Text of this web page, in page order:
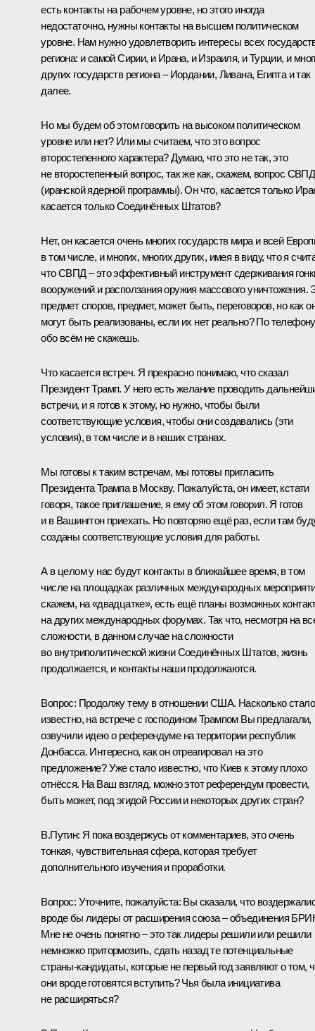
есть контакты на рабочем уровне, но этого иногда
недостаточно, нужны контакты на высшем политическом
уровне. Нам нужно удовлетворить интересы всех
региона: и самой Сирии, и Ирана, и Израиля, и Турции, и
других государств региона – Иордании, Ливана, Египта и так
далее.
Но мы будем об этом говорить на высоком политическом
уровне или нет? Или мы считаем, что это вопрос
второстепенного характера? Думаю, что это не так, это
не второстепенный вопрос, так же как, скажем, вопрос СВПД
(иранской ядерной программы). Он что, касается только
касается только Соединённых Штатов?
Нет, он касается очень многих государств мира и всей
в том числе, и многих, многих других, имея в виду, что я
что СВПД – это эффективный инструмент сдерживания
вооружений и расползания оружия массового уничтожения.
предмет споров, предмет, может быть, переговоров, но как
могут быть реализованы, если их нет реально? По телефону
обо всём не скажешь.
Что касается встреч. Я прекрасно понимаю, что сказал
Президент Трамп. У него есть желание проводить
встречи, и я готов к этому, но нужно, чтобы были
соответствующие условия, чтобы они создавались (эти
условия), в том числе и в наших странах.
Мы готовы к таким встречам, мы готовы пригласить
Президента Трампа в Москву. Пожалуйста, он имеет, кстати
говоря, такое приглашение, я ему об этом говорил. Я готов
и в Вашингтон приехать. Но повторяю ещё раз, если там
созданы соответствующие условия для работы.
А в целом у нас будут контакты в ближайшее время, в том
числе на площадках различных международных
скажем, на «двадцатке», есть ещё планы возможных
на других международных форумах. Так что, несмотря на
сложности, в данном случае на сложности
во внутриполитической жизни Соединённых Штатов, жизнь
продолжается, и контакты наши продолжаются.
Вопрос: Продолжу тему в отношении США. Насколько стало
известно, на встрече с господином Трампом Вы предлагали,
озвучили идею о референдуме на территории республик
Донбасса. Интересно, как он отреагировал на это
предложение? Уже стало известно, что Киев к этому плохо
отнёсся. На Ваш взгляд, можно этот референдум провести,
быть может, под эгидой России и некоторых других стран?
В.Путин: Я пока воздержусь от комментариев, это очень
тонкая, чувствительная сфера, которая требует
дополнительного изучения и проработки.
Вопрос: Уточните, пожалуйста: Вы сказали, что
вроде бы лидеры от расширения союза – объединения
Мне не очень понятно – это так лидеры решили или решили
немножко притормозить, сдать назад те потенциальные
страны-кандидаты, которые не первый год заявляют о том,
они вроде готовятся вступить? Чья была инициатива
не расширяться?